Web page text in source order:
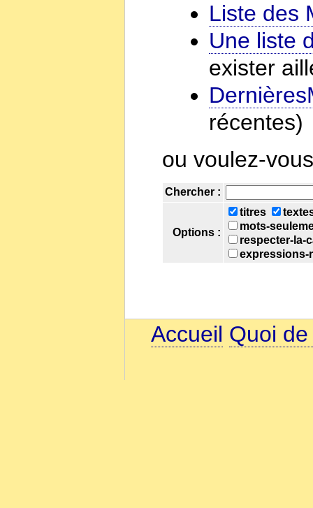
Liste des
Une liste
exister
récentes)
ou voulez-
Chercher :
Options :
titres
mots-
respecter-la-
expressions-
Accueil Quoi